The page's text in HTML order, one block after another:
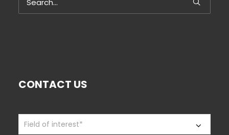
CONTACT US
Contact
Us
If
you